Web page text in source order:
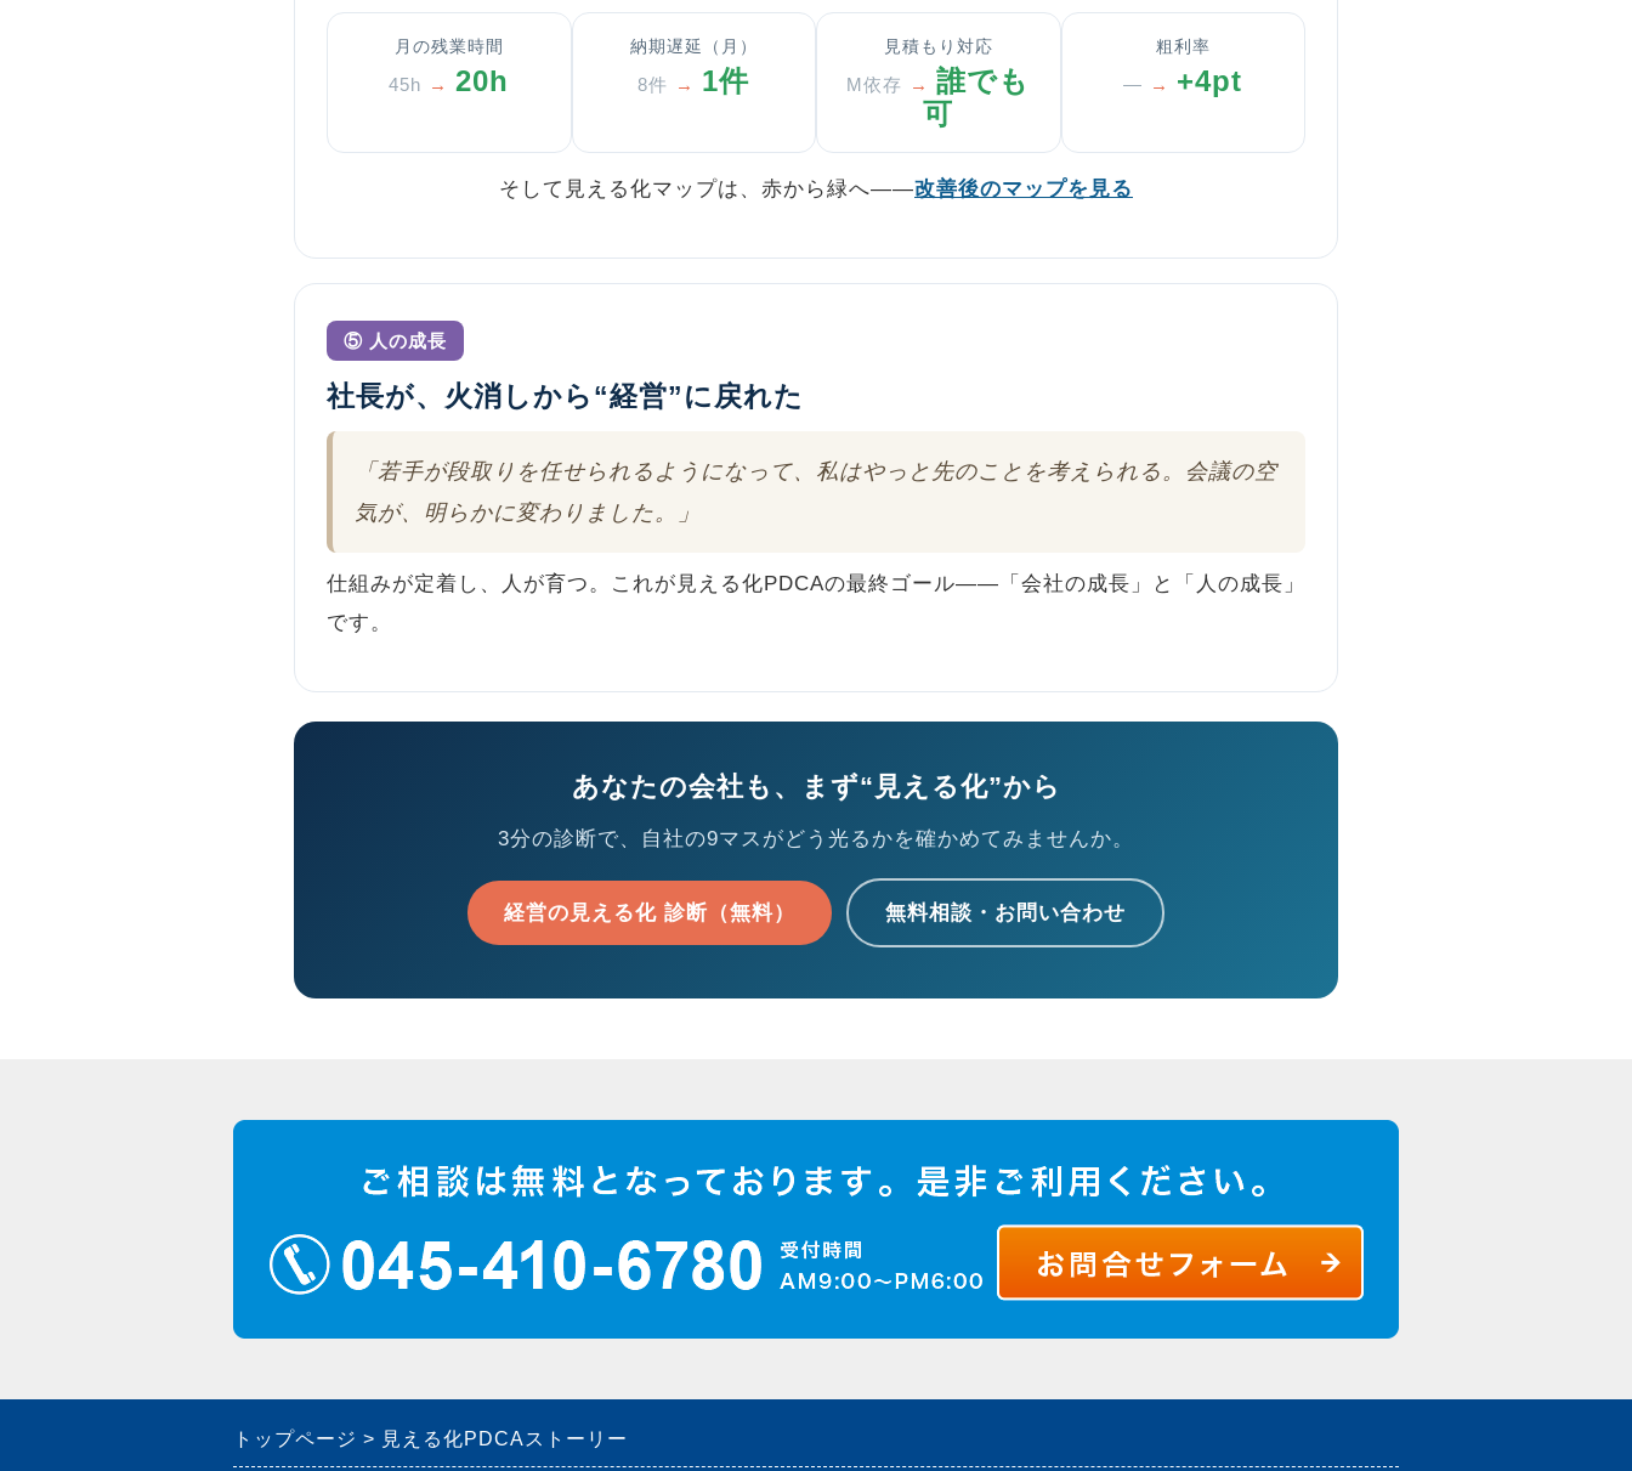
月の残業時間
45h → 20h
納期遅延（月）
8件 → 1件
見積もり対応
M依存 →
誰でも
可
粗利率
— → +4pt
そして見える化マップは、赤から緑へ——改善後のマップを見る
⑤ 人の成長
社長が、火消しから“経営”に戻れた
「若手が段取りを任せられるようになって、私はやっと先のことを考えられる。会議の空
気が、明らかに変わりました。」
仕組みが定着し、人が育つ。これが見える化PDCAの最終ゴール——「会社の成長」と「人の成長」
です。
あなたの会社も、まず“見える化”から
3分の診断で、自社の9マスがどう光るかを確かめてみませんか。
経営の見える化 診断（無料） 無料相談・お問い合わせ
トップページ 見える化PDCAストーリー